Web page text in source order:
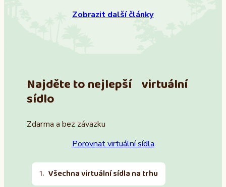
Zobrazit další články
Najděte to nejlepší virtuální
sídlo
Zdarma a bez závazku
Porovnat virtuální sídla
Všechna virtuální sídla na trhu